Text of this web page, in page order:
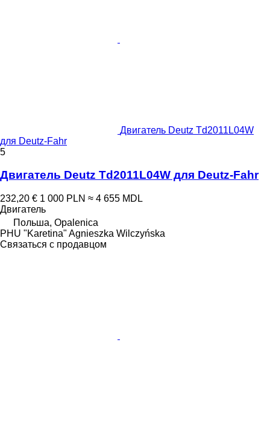
Двигатель Deutz Td2011L04W
для Deutz-Fahr
5
Двигатель Deutz Td2011L04W для Deutz-Fahr
232,20 € 1 000 PLN ≈ 4 655 MDL
Двигатель
Польша, Opalenica
PHU "Karetina" Agnieszka Wilczyńska
Связаться с продавцом